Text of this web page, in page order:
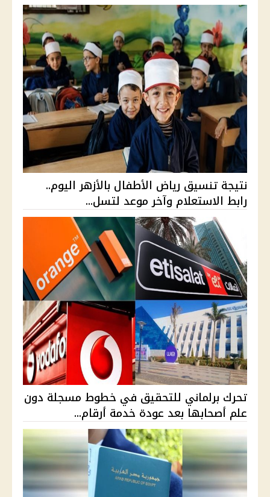
نتيجة تنسيق رياض الأطفال بالأزهر اليوم..
رابط الاستعلام وآخر موعد لتسل...
تحرك برلماني للتحقيق في خطوط مسجلة دون
علم أصحابها بعد عودة خدمة أرقام...